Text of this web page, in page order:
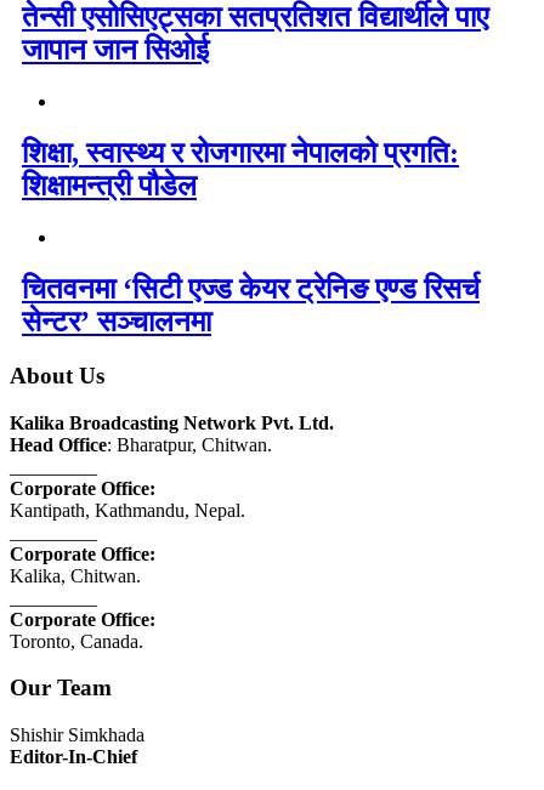
तेन्सी एसोसिएट्सका सतप्रतिशत विद्यार्थीले पाए
जापान जान सिओई
शिक्षा, स्वास्थ्य र रोजगारमा नेपालको प्रगति:
शिक्षामन्त्री पौडेल
चितवनमा ‘सिटी एज्ड केयर ट्रेनिङ एण्ड रिसर्च
सेन्टर’ सञ्चालनमा
About Us
Kalika Broadcasting Network Pvt. Ltd.
Head Office: Bharatpur, Chitwan.
Corporate Office:
Kantipath, Kathmandu, Nepal.
Corporate Office:
Kalika, Chitwan.
Corporate Office:
Toronto, Canada.
Our Team
Shishir Simkhada
Editor-In-Chief